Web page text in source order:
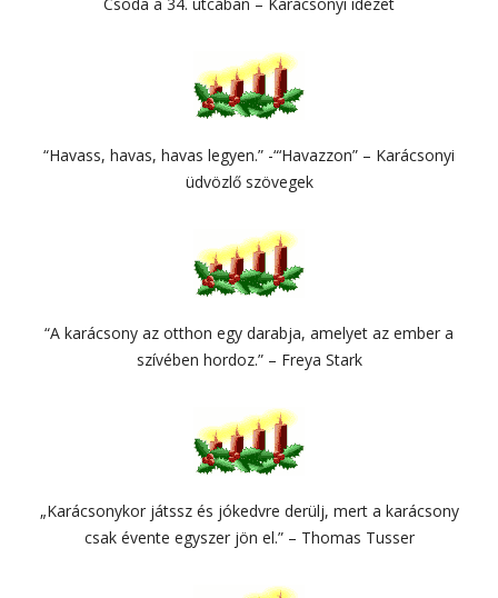
“Havass, havas, havas legyen.” -“‘Havazzon” – Karácsonyi
üdvözlő szövegek
“A karácsony az otthon egy darabja, amelyet az ember a
szívében hordoz.” – Freya Stark
„Karácsonykor játssz és jókedvre derülj, mert a karácsony
csak évente egyszer jön el.” – Thomas Tusser